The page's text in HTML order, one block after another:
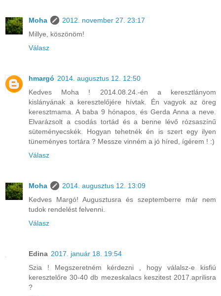
Moha
2012. november 27. 23:17
Millye, köszönöm!
Válasz
hmargó 2014. augusztus 12. 12:50
Kedves Moha ! 2014.08.24.-én a keresztlányom
kislányának a keresztelőjére hívtak. Én vagyok az öreg
keresztmama. A baba 9 hónapos, és Gerda Anna a neve.
Elvarázsolt a csodás tortád és a benne lévő rózsaszínű
süteményecskék. Hogyan tehetnék én is szert egy ilyen
tüneményes tortára ? Messze vinném a jó híred, ígérem ! :)
Válasz
Moha
2014. augusztus 12. 13:09
Kedves Margó! Augusztusra és szeptemberre már nem
tudok rendelést felvenni.
Válasz
Edina 2017. január 18. 19:54
Szia ! Megszeretném kérdezni , hogy válalsz-e kisfiú
keresztelőre 30-40 db mezeskalacs keszitest 2017.aprilisra
?